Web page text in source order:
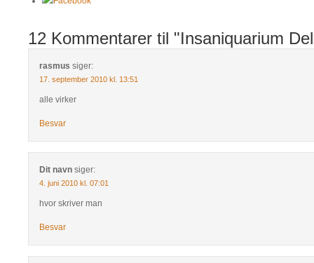
12 Kommentarer til "Insaniquarium
rasmus siger:
17. september 2010 kl. 13:51
alle virker
Besvar
Dit navn siger:
4. juni 2010 kl. 07:01
hvor skriver man
Besvar